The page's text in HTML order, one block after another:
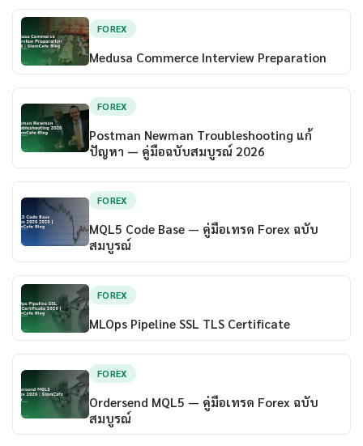
FOREX
Medusa Commerce Interview Preparation
FOREX
Postman Newman Troubleshooting แก้
ปัญหา — คู่มือฉบับสมบูรณ์ 2026
FOREX
MQL5 Code Base — คู่มือเทรด Forex ฉบับ
สมบูรณ์
FOREX
MLOps Pipeline SSL TLS Certificate
FOREX
Ordersend MQL5 — คู่มือเทรด Forex ฉบับ
สมบูรณ์